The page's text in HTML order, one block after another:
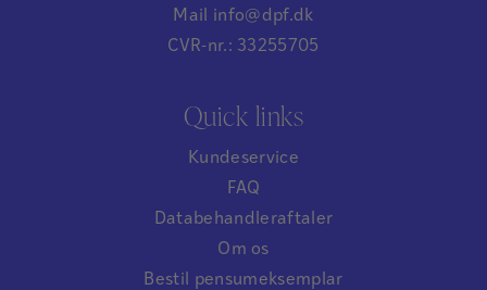
Mail info@dpf.dk
CVR-nr.: 33255705
Quick links
Kundeservice
FAQ
Databehandleraftaler
Om os
Bestil pensumeksemplar